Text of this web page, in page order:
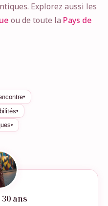
Explorez aussi les
ou de toute la Pays de
▾
▾
▾
ans